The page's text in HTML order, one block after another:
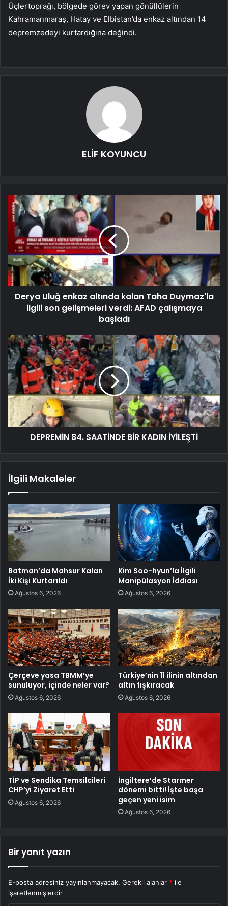
Üçlertoprağı, bölgede görev yapan gönüllülerin
Kahramanmaraş, Hatay ve Elbistan’da enkaz altından 14
depremzedeyi kurtardığına değindi.
ELİF KOYUNCU
Derya Uluğ enkaz altında kalan Taha Duymaz'la
ilgili son gelişmeleri verdi: AFAD çalışmaya
başladı
DEPREMİN 84. SAATİNDE BİR KADIN İYİLEŞTİ
İlgili Makaleler
Batman’da Mahsur Kalan
İki Kişi Kurtarıldı
Ağustos 6, 2026
Kim Soo-hyun’la İlgili
Manipülasyon İddiası
Ağustos 6, 2026
Çerçeve yasa TBMM’ye
sunuluyor, içinde neler var?
Ağustos 6, 2026
Türkiye’nin 11 ilinin altından
altın fışkıracak
Ağustos 6, 2026
TİP ve Sendika Temsilcileri
CHP’yi Ziyaret Etti
Ağustos 6, 2026
İngiltere’de Starmer
dönemi bitti! İşte başa
geçen yeni isim
Ağustos 6, 2026
Bir yanıt yazın
E-posta adresiniz yayınlanmayacak. Gerekli alanlar * ile
işaretlenmişlerdir